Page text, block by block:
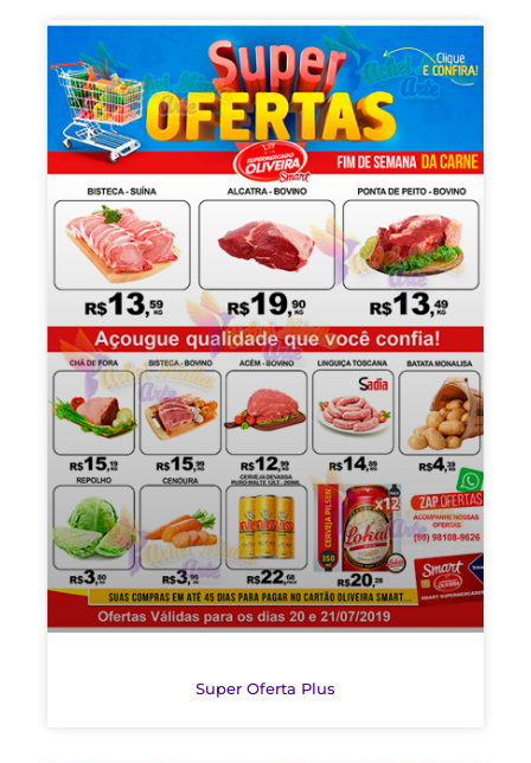
Super Oferta Plus